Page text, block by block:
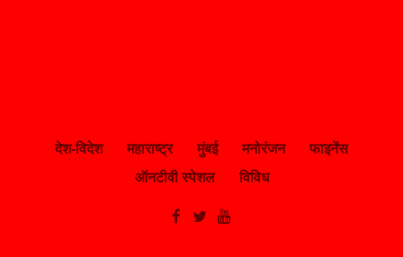
देश-विदेश महाराष्ट्र मुंबई मनोरंजन
फाइनेंस
ऑनटीवी स्पेशल
विविध